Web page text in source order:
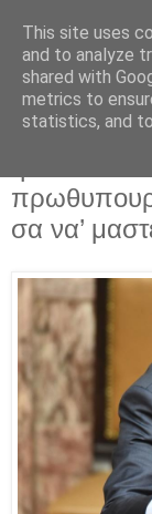
Κείμενο
η σκιά που
σα να’
This site uses
and to analyze
shared with
metrics to
statistics, and